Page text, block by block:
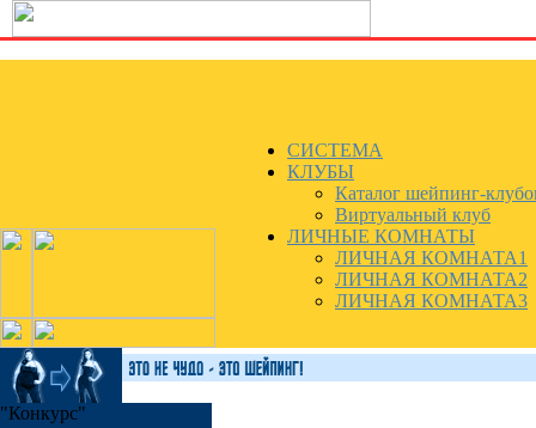
СИСТЕМА
КЛУБЫ
Каталог шейпинг-
Виртуальный клуб
ЛИЧНЫЕ КОМНАТЫ
ЛИЧНАЯ КОМНАТА1
ЛИЧНАЯ КОМНАТА2
ЛИЧНАЯ КОМНАТА3
"Конкурс"